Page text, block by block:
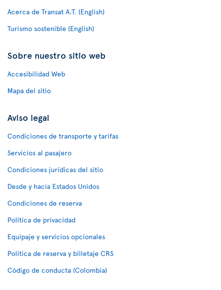
Acerca de Transat A.T. (English)
Turismo sostenible (English)
Sobre nuestro sitio web
Accesibilidad Web
Mapa del sitio
Aviso legal
Condiciones de transporte y tarifas
Servicios al pasajero
Condiciones jurídicas del sitio
Desde y hacia Estados Unidos
Condiciones de reserva
Política de privacidad
Equipaje y servicios opcionales
Política de reserva y billetaje CRS
Código de conducta (Colombia)